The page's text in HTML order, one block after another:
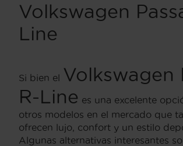
Volkswagen
Line
Si bien el Volkswagen
R-Line es una excelente
otros modelos en el mercado que
ofrecen lujo, confort y un estilo
Algunas alternativas interesantes